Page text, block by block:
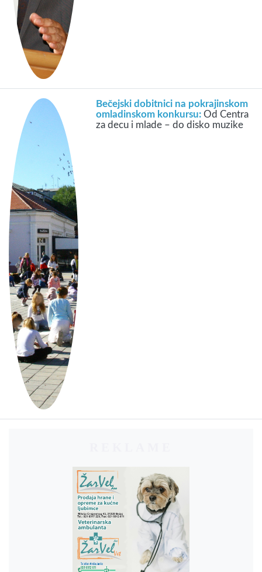
Bečejski dobitnici na pokrajinskom
omladinskom konkursu:Od Centra
za decu i mlade – do disko muzike